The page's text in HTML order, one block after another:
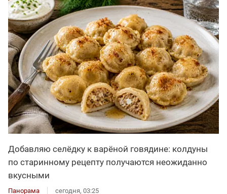
Добавляю селёдку к варёной говядине: колдуны
по старинному рецепту получаются неожиданно
вкусными
Панорама сегодня, 03:25